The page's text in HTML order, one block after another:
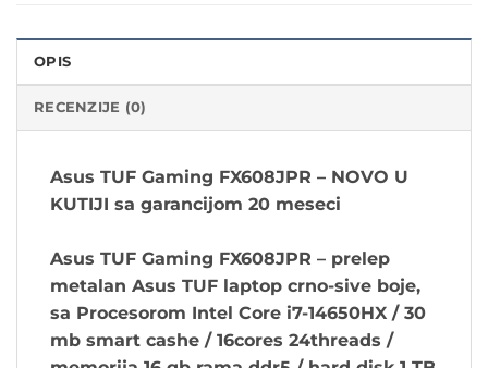
OPIS
RECENZIJE (0)
Asus TUF Gaming FX608JPR – NOVO U
KUTIJI sa garancijom 20 meseci
Asus TUF Gaming FX608JPR – prelep
metalan Asus TUF laptop crno-sive boje,
sa Procesorom Intel Core i7-14650HX / 30
mb smart cashe / 16cores 24threads /